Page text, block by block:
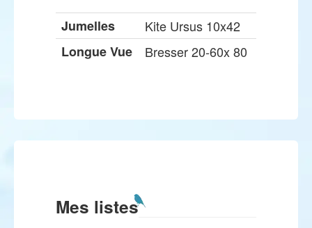
Jumelles
Kite Ursus 10x42
Longue Vue
Bresser 20-60x 80
Mes listes